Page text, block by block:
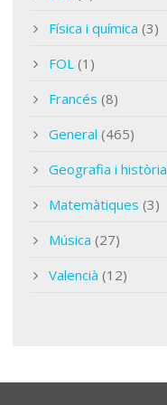
Física i química (3)
FOL (1)
Francés (8)
General (465)
Geografia i història
Matemàtiques (3)
Música (27)
Valencià (12)